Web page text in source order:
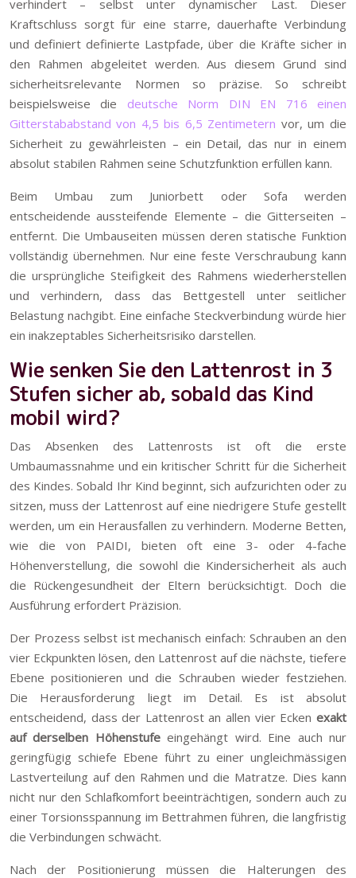
verhindert – selbst unter dynamischer Last. Dieser
Kraftschluss sorgt für eine starre, dauerhafte Verbindung
und definiert definierte Lastpfade, über die Kräfte sicher in
den Rahmen abgeleitet werden. Aus diesem Grund sind
sicherheitsrelevante Normen so präzise. So schreibt
beispielsweise die deutsche Norm DIN EN 716 einen
Gitterstababstand von 4,5 bis 6,5 Zentimetern vor, um die
Sicherheit zu gewährleisten – ein Detail, das nur in einem
absolut stabilen Rahmen seine Schutzfunktion erfüllen kann.
Beim Umbau zum Juniorbett oder Sofa werden
entscheidende aussteifende Elemente – die Gitterseiten –
entfernt. Die Umbauseiten müssen deren statische Funktion
vollständig übernehmen. Nur eine feste Verschraubung kann
die ursprüngliche Steifigkeit des Rahmens wiederherstellen
und verhindern, dass das Bettgestell unter seitlicher
Belastung nachgibt. Eine einfache Steckverbindung würde hier
ein inakzeptables Sicherheitsrisiko darstellen.
Wie senken Sie den Lattenrost in 3
Stufen sicher ab, sobald das Kind
mobil wird?
Das Absenken des Lattenrosts ist oft die erste
Umbaumassnahme und ein kritischer Schritt für die Sicherheit
des Kindes. Sobald Ihr Kind beginnt, sich aufzurichten oder zu
sitzen, muss der Lattenrost auf eine niedrigere Stufe gestellt
werden, um ein Herausfallen zu verhindern. Moderne Betten,
wie die von PAIDI, bieten oft eine 3- oder 4-fache
Höhenverstellung, die sowohl die Kindersicherheit als auch
die Rückengesundheit der Eltern berücksichtigt. Doch die
Ausführung erfordert Präzision.
Der Prozess selbst ist mechanisch einfach: Schrauben an den
vier Eckpunkten lösen, den Lattenrost auf die nächste, tiefere
Ebene positionieren und die Schrauben wieder festziehen.
Die Herausforderung liegt im Detail. Es ist absolut
entscheidend, dass der Lattenrost an allen vier Ecken exakt
auf derselben Höhenstufeeingehängt wird. Eine auch nur
geringfügig schiefe Ebene führt zu einer ungleichmässigen
Lastverteilung auf den Rahmen und die Matratze. Dies kann
nicht nur den Schlafkomfort beeinträchtigen, sondern auch zu
einer Torsionsspannung im Bettrahmen führen, die langfristig
die Verbindungen schwächt.
Nach der Positionierung müssen die Halterungen des